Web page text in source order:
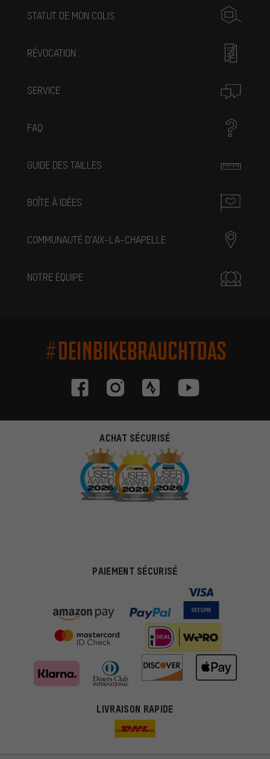
STATUT DE MON COLIS
RÉVOCATION
SERVICE
FAQ
GUIDE DES TAILLES
BOÎTE À IDÉES
COMMUNAUTÉ D'AIX-LA-CHAPELLE
NOTRE ÉQUIPE
#DEINBIKEBRAUCHTDAS
ACHAT SÉCURISÉ
PAIEMENT SÉCURISÉ
LIVRAISON RAPIDE